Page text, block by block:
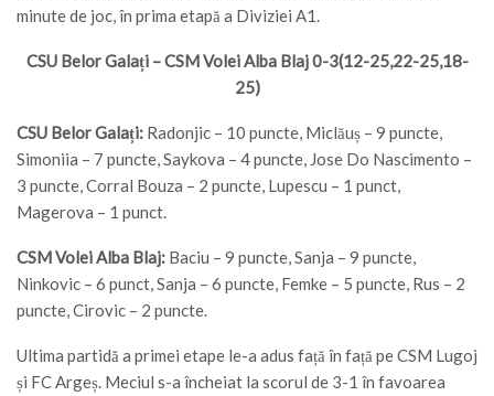
minute de joc, în prima etapă a Diviziei A1.
CSU Belor Galați – CSM Volei Alba Blaj 0-3(12-25,22-25,18-
25)
CSU Belor Galați: Radonjic – 10 puncte, Miclăuș – 9 puncte,
Simoniia – 7 puncte, Saykova – 4 puncte, Jose Do Nascimento –
3 puncte, Corral Bouza – 2 puncte, Lupescu – 1 punct,
Magerova – 1 punct.
CSM Volei Alba Blaj: Baciu – 9 puncte, Sanja – 9 puncte,
Ninkovic – 6 punct, Sanja – 6 puncte, Femke – 5 puncte, Rus – 2
puncte, Cirovic – 2 puncte.
Ultima partidă a primei etape le-a adus față în față pe CSM Lugoj
și FC Argeș. Meciul s-a încheiat la scorul de 3-1 în favoarea